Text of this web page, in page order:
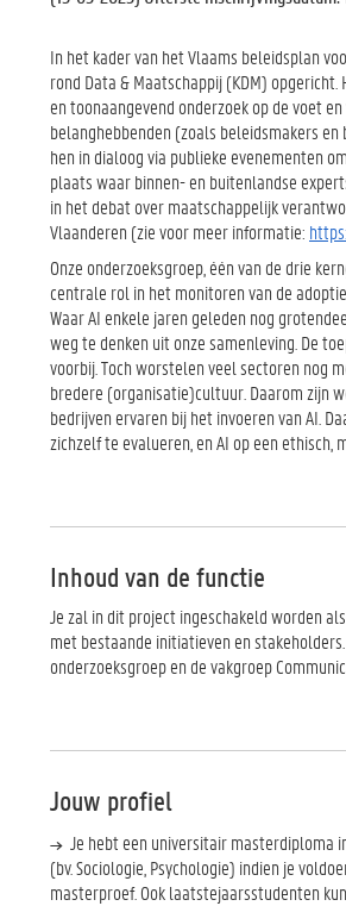
In het kader van het Vlaams beleidsplan
rond Data & Maatschappij (KDM)
en toonaangevend onderzoek op de voet
belanghebbenden (zoals beleidsmakers
hen in dialoog via publieke evenementen
plaats waar binnen- en buitenlandse
in het debat over maatschappelijk
Vlaanderen (zie voor meer informatie:
Onze onderzoeksgroep, één van de drie
centrale rol in het monitoren van de
Waar AI enkele jaren geleden nog
weg te denken uit onze samenleving. De
voorbij. Toch worstelen veel sectoren nog
bredere (organisatie)cultuur. Daarom zijn
bedrijven ervaren bij het invoeren van AI.
zichzelf te evalueren, en AI op een
Inhoud van de functie
Je zal in dit project ingeschakeld worden
met bestaande initiatieven en
onderzoeksgroep en de vakgroep
Jouw profiel
Je hebt een universitair masterdiploma
(bv. Sociologie, Psychologie) indien je
masterproef. Ook laatstejaarsstudenten